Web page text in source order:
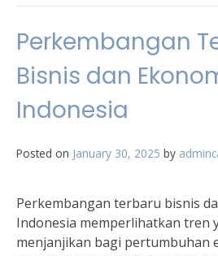
Perkembangan
Bisnis dan
Indonesia
Posted on January 30, 2025 by
Perkembangan terbaru bisnis
Indonesia memperlihatkan tren
menjanjikan bagi pertumbuhan